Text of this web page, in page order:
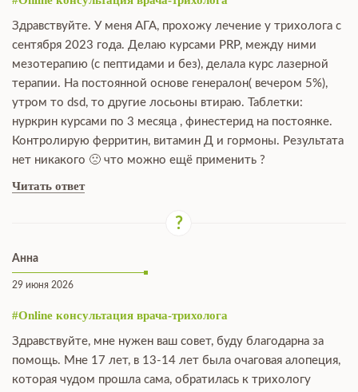
Здравствуйте. У меня АГА, прохожу лечение у трихолога с
сентября 2023 года. Делаю курсами PRP, между ними
мезотерапию (с пептидами и без), делала курс лазерной
терапии. На постоянной основе генералон( вечером 5%),
утром то dsd, то другие лосьоны втираю. Таблетки:
нуркрин курсами по 3 месяца , финестерид на постоянке.
Контролирую ферритин, витамин Д и гормоны. Результата
нет никакого 🙁 что можно ещё применить ?
Читать ответ
Анна
29 июня 2026
#Online консультация врача-трихолога
Здравствуйте, мне нужен ваш совет, буду благодарна за
помощь. Мне 17 лет, в 13-14 лет была очаговая алопеция,
которая чудом прошла сама, обратилась к трихологу